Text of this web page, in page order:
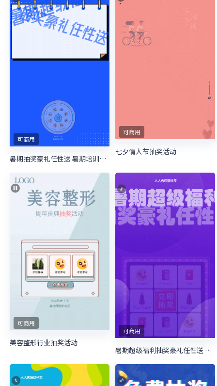
可商用
暑期抽奖豪礼任性送 暑期培训抽奖活动
可商用
七夕情人节抽奖活动
可商用
美容整形行业抽奖活动
可商用
暑期超级福利抽奖豪礼任性送 暑期培训抽奖活动